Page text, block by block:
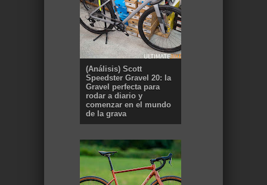
(Análisis) Scott
Speedster Gravel 20: la
Gravel perfecta para
rodar a diario y
comenzar en el mundo
de la grava